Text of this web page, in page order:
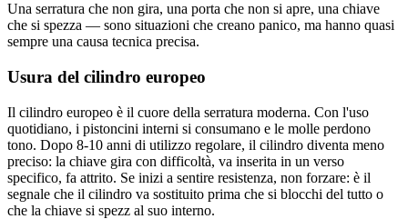
Una serratura che non gira, una porta che non si apre, una chiave
che si spezza — sono situazioni che creano panico, ma hanno quasi
sempre una causa tecnica precisa.
Usura del cilindro europeo
Il cilindro europeo è il cuore della serratura moderna. Con l'uso
quotidiano, i pistoncini interni si consumano e le molle perdono
tono. Dopo 8-10 anni di utilizzo regolare, il cilindro diventa meno
preciso: la chiave gira con difficoltà, va inserita in un verso
specifico, fa attrito. Se inizi a sentire resistenza, non forzare: è il
segnale che il cilindro va sostituito prima che si blocchi del tutto o
che la chiave si spezz al suo interno.